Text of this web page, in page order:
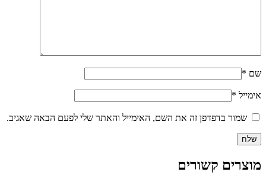
שם *
אימייל *
שמור בדפדפן זה את השם, האימייל והאתר שלי לפעם הבאה שאגיב.
מוצרים קשורים